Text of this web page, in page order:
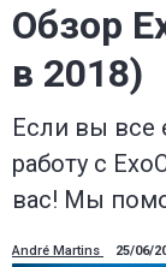
Обзор
в 2018)
Если вы все
работу с
вас! Мы
André Martins 25/06/